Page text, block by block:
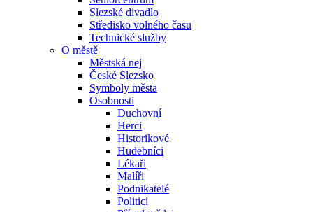
Slezské divadlo
Středisko volného času
Technické služby
O městě
Městská nej
České Slezsko
Symboly města
Osobnosti
Duchovní
Herci
Historikové
Hudebníci
Lékaři
Malíři
Podnikatelé
Politici